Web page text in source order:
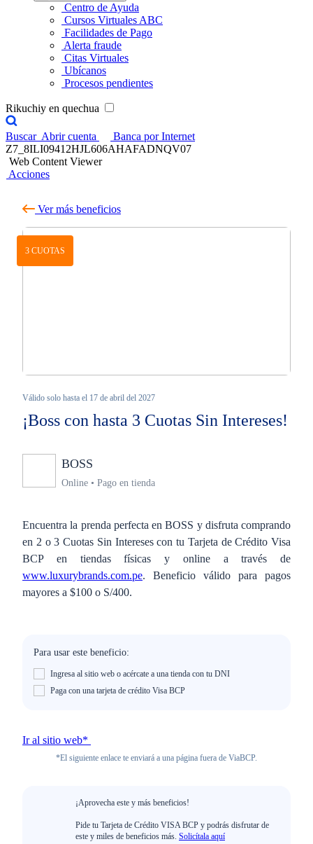
Centro de Ayuda
Cursos Virtuales ABC
Facilidades de Pago
Alerta fraude
Citas Virtuales
Ubícanos
Procesos pendientes
Rikuchiy en quechua
Buscar Abrir cuenta
Banca por Internet
Z7_8ILI09412HJL606AHAFADNQV07
Web Content Viewer
Acciones
Ver más beneficios
3 CUOTAS
Válido solo hasta el 17 de abril del 2027
¡Boss con hasta 3 Cuotas Sin Intereses!
BOSS
Online • Pago en tienda
Encuentra la prenda perfecta en BOSS y disfruta comprando
en 2 o 3 Cuotas Sin Intereses con tu Tarjeta de Crédito Visa
BCP en tiendas físicas y online a través de
www.luxurybrands.com.pe. Beneficio válido para pagos
mayores a $100 o S/400.
Para usar este beneficio:
Ingresa al sitio web o acércate a una tienda con tu DNI
Paga con una tarjeta de crédito Visa BCP
Ir al sitio web*
*El siguiente enlace te enviará a una página fuera de ViaBCP.
¡Aprovecha este y más beneficios!
Pide tu Tarjeta de Crédito VISA BCP y podrás disfrutar de
este y miles de beneficios más. Solicítala aquí